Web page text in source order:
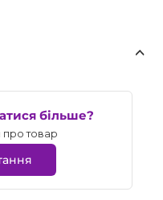
більше?
про товар